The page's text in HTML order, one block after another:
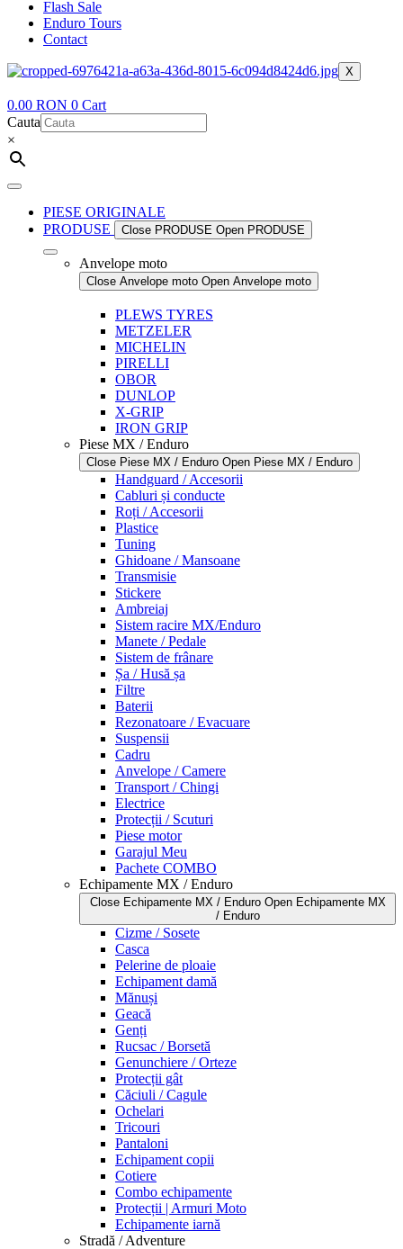
Flash Sale
Enduro Tours
Contact
X
0.00 RON 0 Cart
Cauta
×
PIESE ORIGINALE
PRODUSE
Close PRODUSE Open PRODUSE
Anvelope moto
Close Anvelope moto Open Anvelope moto
PLEWS TYRES
METZELER
MICHELIN
PIRELLI
OBOR
DUNLOP
X-GRIP
IRON GRIP
Piese MX / Enduro
Close Piese MX / Enduro Open Piese MX / Enduro
Handguard / Accesorii
Cabluri și conducte
Roți / Accesorii
Plastice
Tuning
Ghidoane / Mansoane
Transmisie
Stickere
Ambreiaj
Sistem racire MX/Enduro
Manete / Pedale
Sistem de frânare
Șa / Husă șa
Filtre
Baterii
Rezonatoare / Evacuare
Suspensii
Cadru
Anvelope / Camere
Transport / Chingi
Electrice
Protecții / Scuturi
Piese motor
Garajul Meu
Pachete COMBO
Echipamente MX / Enduro
Close Echipamente MX / Enduro Open Echipamente MX
/ Enduro
Cizme / Sosete
Casca
Pelerine de ploaie
Echipament damă
Mănuși
Geacă
Genți
Rucsac / Borsetă
Genunchiere / Orteze
Protecții gât
Căciuli / Cagule
Ochelari
Tricouri
Pantaloni
Echipament copii
Cotiere
Combo echipamente
Protecții | Armuri Moto
Echipamente iarnă
Stradă / Adventure